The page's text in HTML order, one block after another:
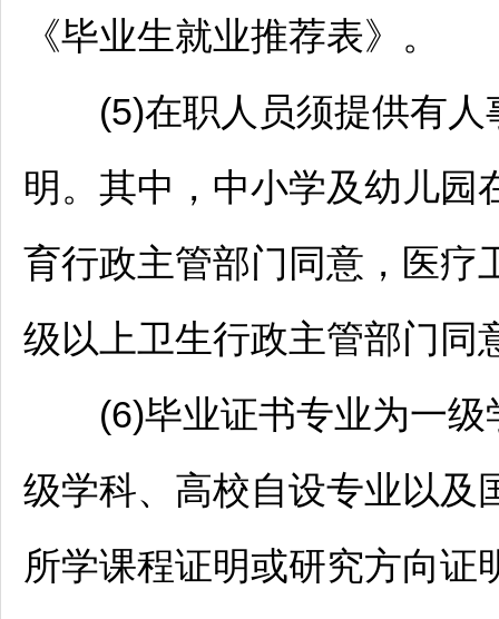
《毕业生就业推荐表》。
(5)在职人员须提供有人
明。其中，中小学及幼儿园
育行政主管部门同意，医疗
级以上卫生行政主管部门同
(6)毕业证书专业为一级
级学科、高校自设专业以及
所学课程证明或研究方向证